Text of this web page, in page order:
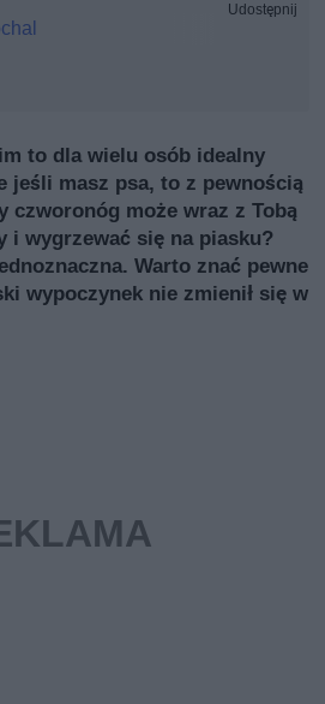
Udostępnij
to dla wielu osób idealny
jeśli masz psa, to z pewnością
czworonóg może wraz z Tobą
i wygrzewać się na piasku?
Warto znać pewne
wypoczynek nie zmienił się w